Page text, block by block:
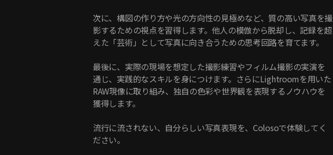
次に、構図の作り方や光の方向性の見極めなど、質の高い写真を撮
影するための視点を習得します。他人の模倣から脱却し、記録を超
えた「芸術」として写真に向き合うための思考回路を育てます。
最後に、実際の現場を想定した撮影練習やフィルム撮影の実演を
通じ、実践的なスキルを身につけます。さらにLightroomを用いた
RAW現像に取り組み、独自の色彩や世界観を表現するノウハウを
獲得します。
流行に流されない、自分らしい写真表現を、Colosoで体験してく
ださい。